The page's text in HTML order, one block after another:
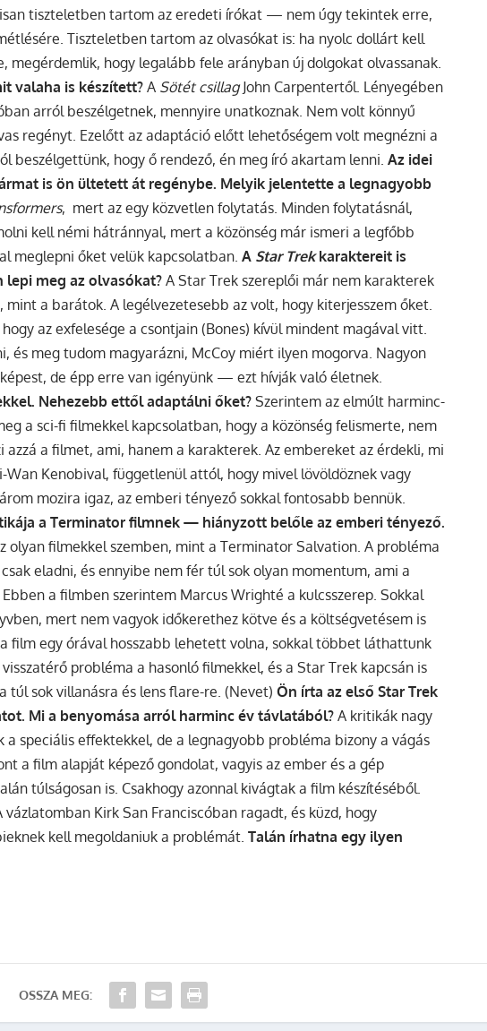
tiszteletben tartom az eredeti írókat — nem úgy tekintek erre,
Tiszteletben tartom az olvasókat is: ha nyolc dollárt kell
megérdemlik, hogy legalább fele arányban új dolgokat olvassanak.
valaha is készített? A Sötét csillagJohn Carpentertől. Lényegében
arról beszélgetnek, mennyire unatkoznak. Nem volt könnyű
regényt. Ezelőtt az adaptáció előtt lehetőségem volt megnézni a
beszélgettünk, hogy ő rendező, én meg író akartam lenni.Az idei
is ön ültetett át regénybe. Melyik jelentette a legnagyobb
, mert az egy közvetlen folytatás. Minden folytatásnál,
kell némi hátránnyal, mert a közönség már ismeri a legfőbb
meglepni őket velük kapcsolatban.A Star Trekkaraktereit is
meg az olvasókat? A Star Trek szereplői már nem karakterek
a barátok. A legélvezetesebb az volt, hogy kiterjesszem őket.
az exfelesége a csontjain (Bones) kívül mindent magával vitt.
és meg tudom magyarázni, McCoy miért ilyen mogorva. Nagyon
de épp erre van igényünk — ezt hívják való életnek.
Nehezebb ettől adaptálni őket? Szerintem az elmúlt harminc-
a sci-fi filmekkel kapcsolatban, hogy a közönség felismerte, nem
a filmet, ami, hanem a karakterek. Az embereket az érdekli, mi
Kenobival, függetlenül attól, hogy mivel lövöldöznek vagy
mozira igaz, az emberi tényező sokkal fontosabb bennük.
a Terminator filmnek — hiányzott belőle az emberi tényező.
olyan filmekkel szemben, mint a Terminator Salvation. A probléma
eladni, és ennyibe nem fér túl sok olyan momentum, ami a
a filmben szerintem Marcus Wrighté a kulcsszerep. Sokkal
mert nem vagyok időkerethez kötve és a költségvetésem is
film egy órával hosszabb lehetett volna, sokkal többet láthattunk
probléma a hasonló filmekkel, és a Star Trek kapcsán is
túl sok villanásra és lens flare-re. (Nevet)Ön írta az első Star Trek
Mi a benyomása arról harminc év távlatából? A kritikák nagy
a speciális effektekkel, de a legnagyobb probléma bizony a vágás
a film alapját képező gondolat, vagyis az ember és a gép
túlságosan is. Csakhogy azonnal kivágtak a film készítéséből.
Kirk San Franciscóban ragadt, és küzd, hogy
kell megoldaniuk a problémát.Talán írhatna egy ilyen
OSSZA MEG: